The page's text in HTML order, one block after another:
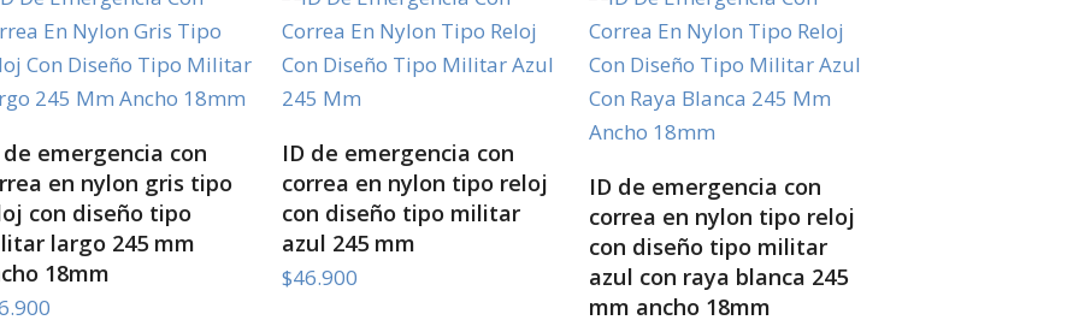
SELECT OPTIONS
de emergencia con
en nylon gris tipo
con diseño tipo
largo 245 mm
18mm
SELECT OPTIONS
ID de emergencia con
correa en nylon tipo reloj
con diseño tipo militar
azul 245 mm
$46.900
SELECT OPTIONS
ID de emergencia con
correa en nylon tipo reloj
con diseño tipo militar
azul con raya blanca 245
mm ancho 18mm